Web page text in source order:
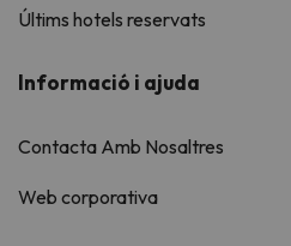
Últims hotels reservats
Informació i ajuda
Contacta Amb Nosaltres
Web corporativa